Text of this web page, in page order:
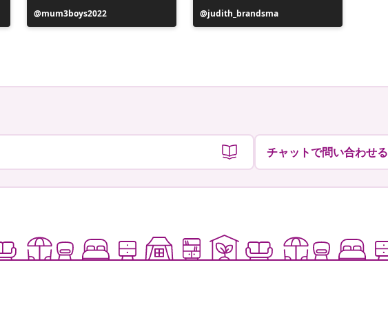
投
稿
mum3boys2022
投
稿
judith_brandsma
チャットで問い合わせる